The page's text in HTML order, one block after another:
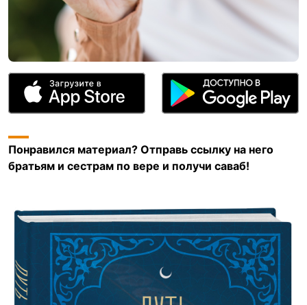
Понравился материал? Отправь ссылку на него
братьям и сестрам по вере и получи саваб!